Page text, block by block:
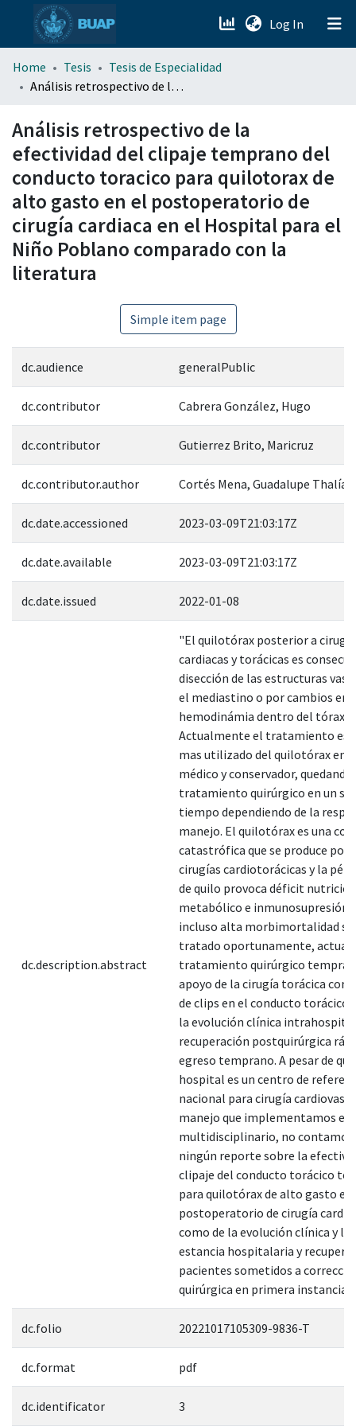
Log In (current)
menu.section.about_menu
Home Tesis
Tesis de Especialidad
Análisis retrospectivo de la efectividad del clipaje temprano del conducto toracico para quilotorax de alto gasto en el postoperatorio de cirugía cardiaca en el Hospital para el Niño Poblano comparado con la literatura
Análisis retrospectivo de la
efectividad del clipaje temprano del
conducto toracico para quilotorax de
alto gasto en el postoperatorio de
cirugía cardiaca en el Hospital para el
Niño Poblano comparado con la
literatura
Simple item page
dc.audience generalPublic
dc.contributor Cabrera González, Hugo
dc.contributor Gutierrez Brito, Maricruz
dc.contributor.author Cortés Mena, Guadalupe Thalía
dc.date.accessioned 2023-03-09T21:03:17Z
dc.date.available 2023-03-09T21:03:17Z
dc.date.issued 2022-01-08
dc.description.abstract
"El quilotórax posterior a
cardiacas y torácicas es
disección de las estructuras
el mediastino o por cambios en
hemodinámia dentro del tórax.
Actualmente el tratamiento
mas utilizado del quilotórax en
médico y conservador, quedando
tratamiento quirúrgico en un
tiempo dependiendo de la
manejo. El quilotórax es una
catastrófica que se produce
cirugías cardiotorácicas y la
de quilo provoca déficit
metabólico e inmunosupresión,
incluso alta morbimortalidad si
tratado oportunamente,
tratamiento quirúrgico
apoyo de la cirugía torácica con
de clips en el conducto torácico
la evolución clínica
recuperación postquirúrgica
egreso temprano. A pesar de
hospital es un centro de
nacional para cirugía
manejo que implementamos es
multidisciplinario, no contamos
ningún reporte sobre la
clipaje del conducto torácico
para quilotórax de alto gasto en
postoperatorio de cirugía
como de la evolución clínica y
estancia hospitalaria y
pacientes sometidos a
quirúrgica en primera instancia".
dc.folio 20221017105309-9836-T
dc.format pdf
dc.identificator 3